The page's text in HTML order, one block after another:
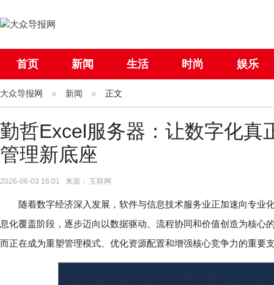
首页 新闻 生活 时尚 娱乐
社会 国际
大众导报网 新闻 正文
勤哲Excel服务器：让数字化真
管理新底座
2026-06-03 16:01 来源： 互联网
随着数字经济深入发展，软件与信息技术服务业正加速向专业
息化覆盖阶段，逐步迈向以数据驱动、流程协同和价值创造为核心
而正在成为重塑管理模式、优化资源配置和增强核心竞争力的重要